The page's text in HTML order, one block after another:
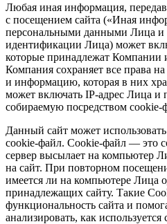
Любая иная информация,
с посещением сайта («Иная
персональными данными Лица и
идентификации Лица) может
которые принадлежат Компании
Компания сохраняет все права
и информацию, которая в них
может включать IP-адрес Лица
собираемую посредством
Данный сайт может
cookie-файл. Сookie-файл — это
сервер высылает на компьютер
на сайт. При повторном
имеется ли на компьютере Лица
принадлежащих сайту. Такие
функциональность сайта и
анализировать, как используется